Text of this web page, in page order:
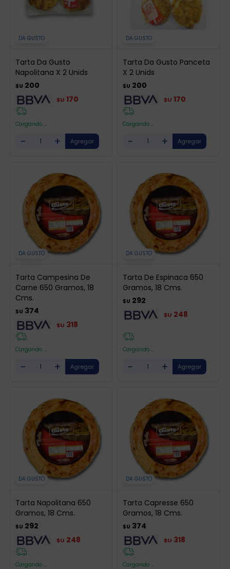
DA GUSTO
Tarta Da Gusto
Napolitana X 2 Unids
$U 200
$U 170
Cargando ...
- +
DA GUSTO
Tarta Da Gusto Panceta
X 2 Unids
$U 200
$U 170
Cargando ...
- +
DA GUSTO
Tarta Campesina De
Carne 650 Gramos, 18
Cms.
$U 374
$U 318
Cargando ...
- +
DA GUSTO
Tarta De Espinaca 650
Gramos, 18 Cms.
$U 292
$U 248
Cargando ...
- +
DA GUSTO
Tarta Napolitana 650
Gramos, 18 Cms.
$U 292
$U 248
Cargando ...
DA GUSTO
Tarta Capresse 650
Gramos, 18 Cms.
$U 374
$U 318
Cargando ...